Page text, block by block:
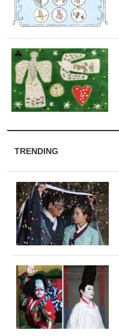
TRENDING